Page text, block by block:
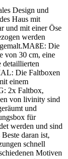
Design und
Haus mit
und mit einer Öse
werden
Die
von 30 cm, eine
Die Faltboxen
einem
2x Faltbox,
von livinity sind
und
für
werden und sind
daran ist,
schnell
Motiven